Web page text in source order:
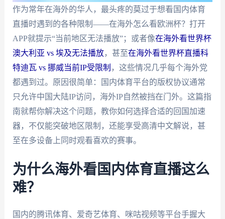
作为常年在海外的华人，最头疼的莫过于想看国内体育
直播时遇到的各种限制——在海外怎么看欧洲杯？打开
APP就提示“当前地区无法播放”；或者像在海外看世界杯
澳大利亚 vs 埃及无法播放，甚至在海外看世界杯直播科
特迪瓦 vs 挪威当前IP受限制 ，这些情况几乎每个海外党
都遇到过。原因很简单：国内体育平台的版权协议通常
只允许中国大陆IP访问，海外IP自然被挡在门外。这篇指
南就帮你解决这个问题，教你如何选择合适的回国加速
器，不仅能突破地区限制，还能享受高清中文解说，甚
至在多设备上同时观看喜欢的赛事。
为什么海外看国内体育直播这么
难？
国内的腾讯体育、爱奇艺体育、咪咕视频等平台手握大